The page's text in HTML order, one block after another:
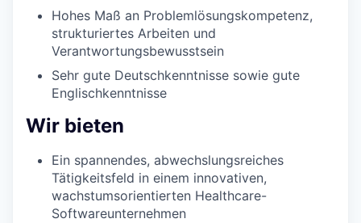
Hohes Maß an Problemlösungskompetenz,
strukturiertes Arbeiten und
Verantwortungsbewusstsein
Sehr gute Deutschkenntnisse sowie gute
Englischkenntnisse
Wir bieten
Ein spannendes, abwechslungsreiches
Tätigkeitsfeld in einem innovativen,
wachstumsorientierten Healthcare-
Softwareunternehmen